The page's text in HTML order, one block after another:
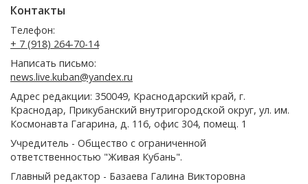
Контакты
Телефон:
+ 7 (918) 264-70-14
Написать письмо:
news.live.kuban@yandex.ru
Адрес редакции: 350049, Краснодарский край, г.
Краснодар, Прикубанский внутригородской округ, ул. им.
Космонавта Гагарина, д. 116, офис 304, помещ. 1
Учредитель - Общество с ограниченной
ответственностью "Живая Кубань".
Главный редактор - Базаева Галина Викторовна